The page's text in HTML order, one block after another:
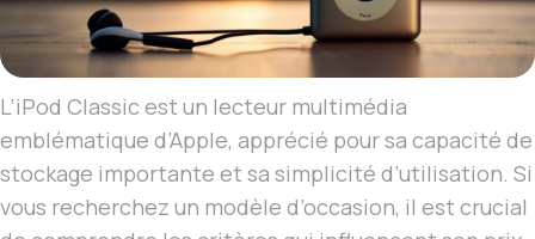
L’iPod Classic est un lecteur multimédia
emblématique d’Apple, apprécié pour sa capacité de
stockage importante et sa simplicité d’utilisation. Si
vous recherchez un modèle d’occasion, il est crucial